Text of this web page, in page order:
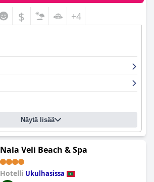
$ +4
Näytä lisää
Nala Veli Beach & Spa
Hotelli Ukulhasissa